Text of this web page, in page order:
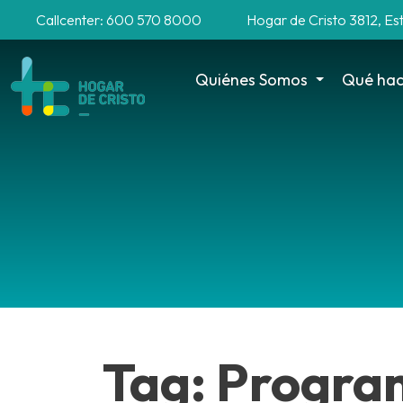
Callcenter: 600 570 8000 Hogar de Cristo 3812,
Quiénes Somos Qué
Tag: